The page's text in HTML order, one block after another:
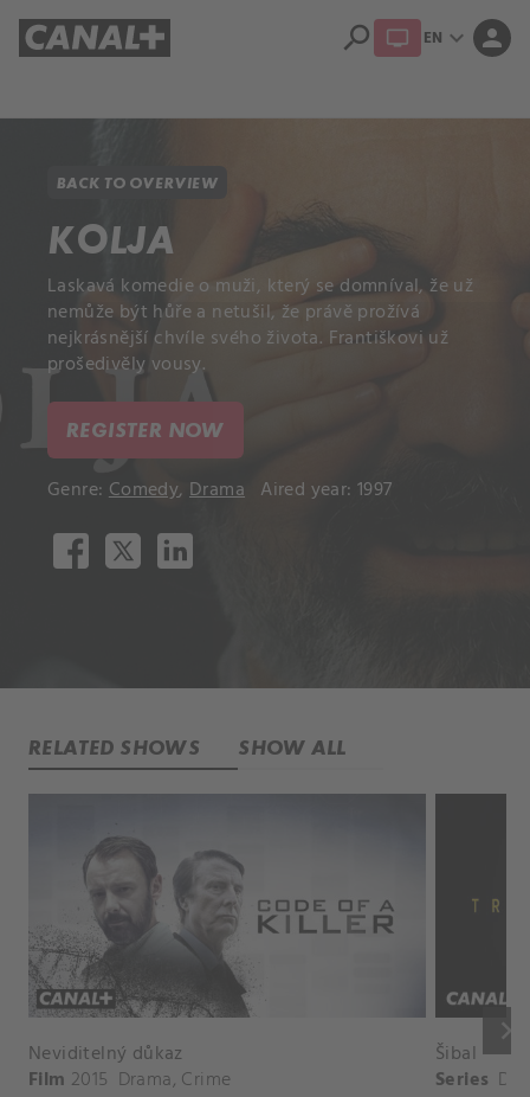
search EN expand_more person
BACK TO OVERVIEW
KOLJA
Laskavá komedie o muži, který se domníval, že už
nemůže být hůře a netušil, že právě prožívá
nejkrásnější chvíle svého života. Františkovi už
prošedivěly vousy.
REGISTER NOW
Genre: Comedy,Drama Aired year: 1997
RELATED SHOWS SHOW ALL
keyboard_arrow_right
Neviditelný důkaz
Film 2015 Drama, Crime
Šibal
Series